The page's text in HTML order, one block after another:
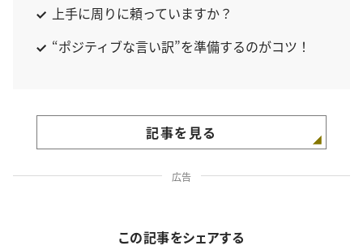
上手に周りに頼っていますか？
“ポジティブな言い訳”を準備するのがコツ！
記事を見る
広告
この記事をシェアする